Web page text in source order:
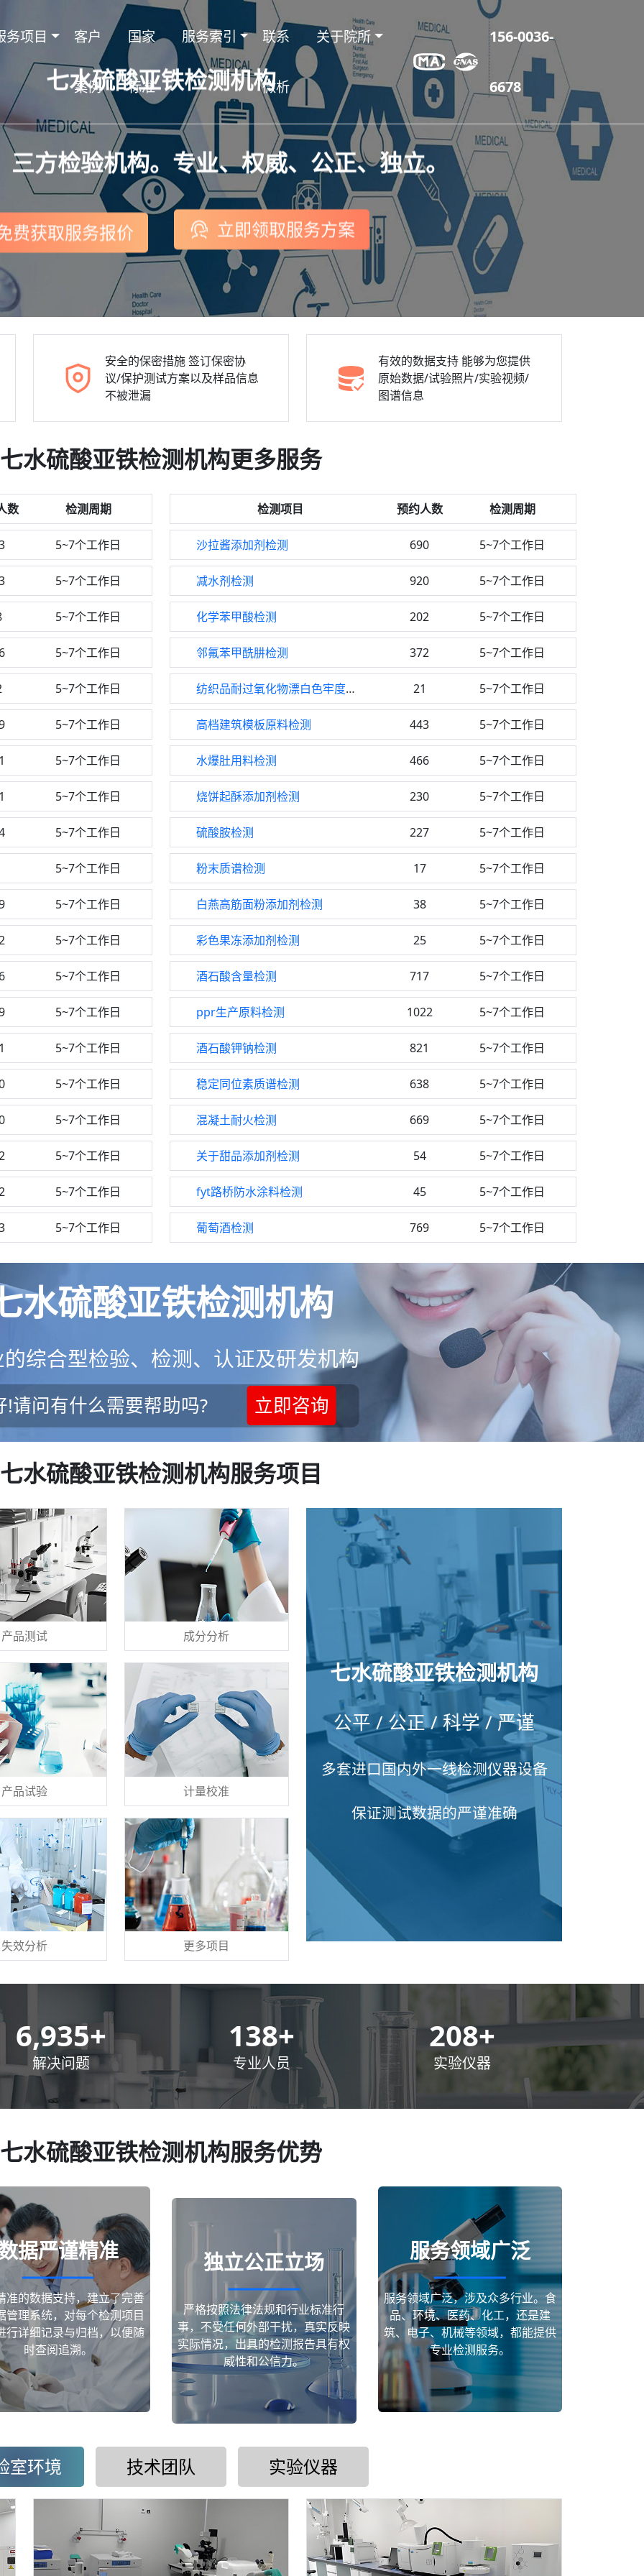
务项目 客户
案例
国家
标准
服务索引 联系
微析
关于院所 156-0036-
6678
七水硫酸亚铁检测机构
方检验机构。专业、权威、公正、独立。
费获取服务报价 立即领取服务方案
安全的保密措施签订保密协
议/保护测试方案以及样品信息
不被泄漏
有效的数据支持 能够为您提供
原始数据/试验照片/实验视频/
图谱信息
七水硫酸亚铁检测机构更多服务
数 检测周期 检测项目 预约人数 检测周期
5~7个工作日 沙拉酱添加剂检测 690 5~7个工作日
5~7个工作日 减水剂检测 920 5~7个工作日
5~7个工作日 化学苯甲酸检测 202 5~7个工作日
5~7个工作日 邻氟苯甲酰肼检测 372 5~7个工作日
5~7个工作日 纺织品耐过氧化物漂白色牢度检测 21 5~7个工作日
5~7个工作日 高档建筑模板原料检测 443 5~7个工作日
5~7个工作日 水爆肚用料检测 466 5~7个工作日
5~7个工作日 烧饼起酥添加剂检测 230 5~7个工作日
5~7个工作日 硫酸胺检测 227 5~7个工作日
5~7个工作日 粉末质谱检测 17 5~7个工作日
5~7个工作日 白燕高筋面粉添加剂检测 38 5~7个工作日
5~7个工作日 彩色果冻添加剂检测 25 5~7个工作日
5~7个工作日 酒石酸含量检测 717 5~7个工作日
5~7个工作日 ppr生产原料检测 1022 5~7个工作日
5~7个工作日 酒石酸钾钠检测 821 5~7个工作日
5~7个工作日 稳定同位素质谱检测 638 5~7个工作日
5~7个工作日 混凝土耐火检测 669 5~7个工作日
5~7个工作日 关于甜品添加剂检测 54 5~7个工作日
5~7个工作日 fyt路桥防水涂料检测 45 5~7个工作日
5~7个工作日 葡萄酒检测 769 5~7个工作日
水硫酸亚铁检测机构
综合型检验、检测、认证及研发机构
!请问有什么需要帮助吗? 立即咨询
七水硫酸亚铁检测机构服务项目
产品测试 成分分析
产品试验 计量校准
失效分析 更多项目
七水硫酸亚铁检测机构
公平 / 公正 / 科学 / 严谨
多套进口国内外一线检测仪器设备
保证测试数据的严谨准确
10,000+
解决问题
200+
专业人员
300+
实验仪器
七水硫酸亚铁检测机构服务优势
据严谨精准
准的数据支持，建立了完善
管理系统，对每个检测项目
行详细记录与归档，以便随
时查阅追溯。
独立公正立场
严格按照法律法规和行业标准行
事，不受任何外部干扰，真实反映
实际情况，出具的检测报告具有权
威性和公信力。
服务领域广泛
服务领域广泛，涉及众多行业。食
品、环境、医药、化工，还是建
筑、电子、机械等领域，都能提供
专业检测服务。
室环境 技术团队 实验仪器